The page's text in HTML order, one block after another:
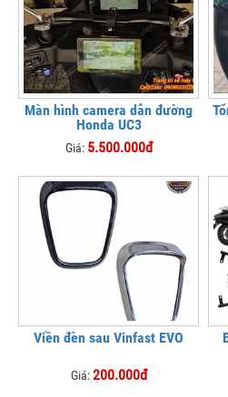
Màn hình camera dẫn đường
Honda UC3
Giá: 5.500.000đ
Viền đèn sau Vinfast EVO
Giá:200.000đ